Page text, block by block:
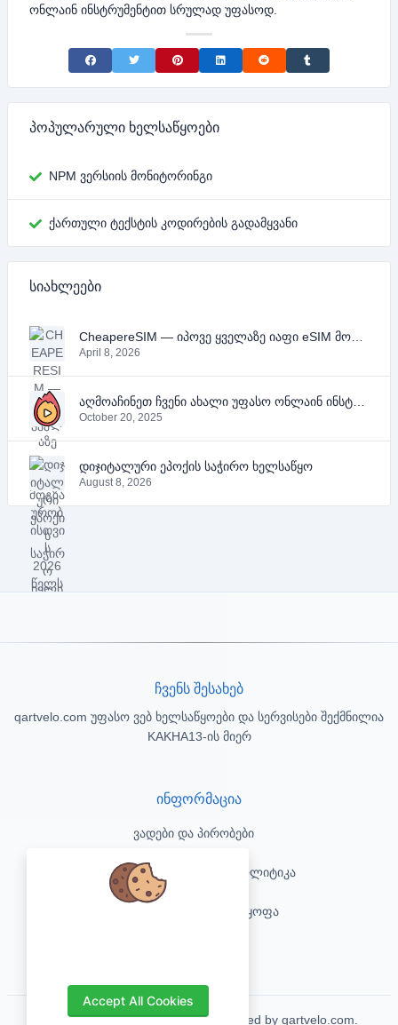
ონლაინ ინსტრუმენტით სრულად უფასოდ.
Share on Facebook
Share on TwitterShare on Pinterest
Share on LinkedIn
Share on RedditShare on Tumblr
პოპულარული ხელსაწყოები
NPM ვერსიის მონიტორინგი
ქართული ტექსტის კოდირების გადამყვანი
სიახლეები
April 8, 2026
October 20, 2025
დიჯიტალური ეპოქის საჭირო ხელსაწყო
August 8, 2026
ჩვენს შესახებ
qartvelo.com უფასო ვებ ხელსაწყოები და სერვისები შექმნილია
KAKHA13-ის მიერ
ინფორმაცია
ვადები და პირობები
კონფიდენციალურობის პოლიტიკა
პასუხისმგებლობის უარყოფა
Copyrights © 2026. All Rights Reserved by qartvelo.com.
Accept All Cookies